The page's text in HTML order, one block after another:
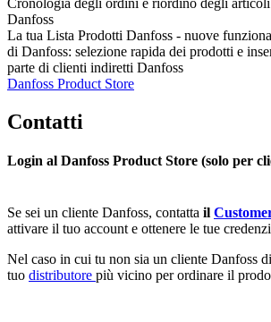
Cronologia degli ordini e riordino degli
Danfoss
La tua Lista Prodotti Danfoss - nuove
di Danfoss: selezione rapida dei prodotti e
parte di clienti indiretti Danfoss
Danfoss Product Store
Contatti
Login al Danfoss Product Store (solo per
Se sei un cliente Danfoss, contatta il
attivare il tuo account e ottenere le tue
Nel caso in cui tu non sia un cliente Danfoss
tuo distributore più vicino per ordinare il